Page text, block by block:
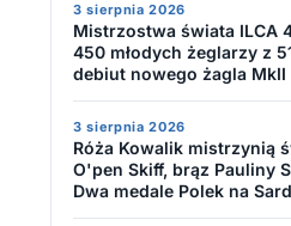
3 sierpnia 2026
Mistrzostwa świata ILCA
450 młodych żeglarzy z
debiut nowego żagla MkII
3 sierpnia 2026
Róża Kowalik mistrzynią
O'pen Skiff, brąz Pauliny
Dwa medale Polek na